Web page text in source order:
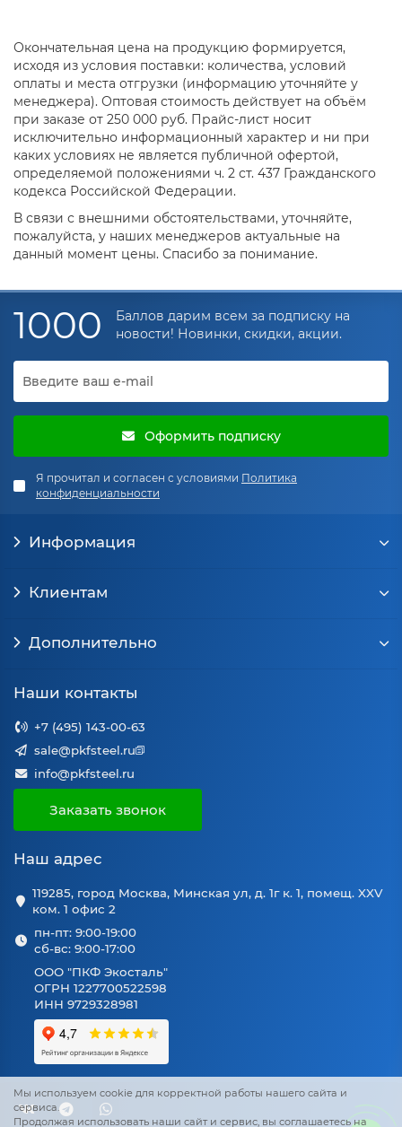
Окончательная цена на продукцию формируется,
исходя из условия поставки: количества, условий
оплаты и места отгрузки (информацию уточняйте у
менеджера). Оптовая стоимость действует на объём
при заказе от 250 000 руб. Прайс-лист носит
исключительно информационный характер и ни при
каких условиях не является публичной офертой,
определяемой положениями ч. 2 ст. 437 Гражданского
кодекса Российской Федерации.
В связи с внешними обстоятельствами, уточняйте,
пожалуйста, у наших менеджеров актуальные на
данный момент цены. Спасибо за понимание.
Мы используем cookie для корректной работы нашего сайта и
сервиса.
Продолжая использовать наши сайт и сервис, вы соглашаетесь на
1000
Баллов дарим всем за подписку на
новости! Новинки, скидки, акции.
Оформить подписку
Я прочитал и согласен с условиями Политика
конфиденциальности
Информация
Клиентам
Дополнительно
Наши контакты
+7 (495) 143-00-63
sale@pkfsteel.ru
info@pkfsteel.ru
Заказать звонок
Наш адрес
119285, город Москва, Минская ул, д. 1г к. 1, помещ. XXV
ком. 1 офис 2
пн-пт: 9:00-19:00
сб-вс: 9:00-17:00
ООО "ПКФ Экосталь"
ОГРН 1227700522598
ИНН 9729328981